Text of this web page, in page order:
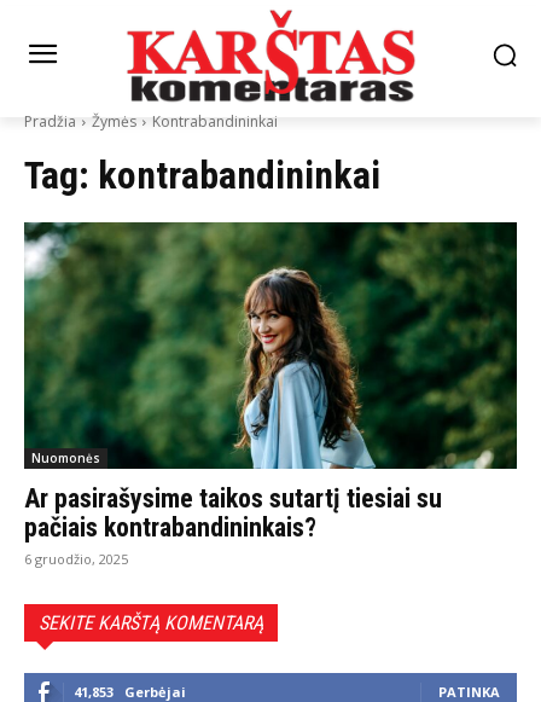
Pradžia Žymės Kontrabandininkai
Tag: kontrabandininkai
Nuomonės
Ar pasirašysime taikos sutartį tiesiai su
pačiais kontrabandininkais?
6 gruodžio, 2025
SEKITE KARŠTĄ KOMENTARĄ
41,853 Gerbėjai PATINKA